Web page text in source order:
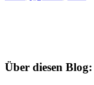
Über diesen Blog: